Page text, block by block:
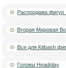
Распродажа фигур
Вторая Мировая
Все для Kitbash
Головы Headplay